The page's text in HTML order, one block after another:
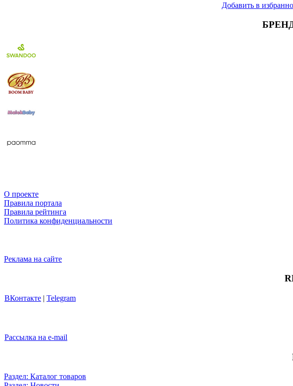
Добавить в
О проекте
Правила портала
Правила рейтинга
Политика конфиденциальности
Реклама на сайте
ВКонтакте | Telegram
Рассылка на e-mail
Раздел: Каталог товаров